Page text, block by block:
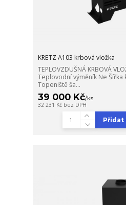
KRETZ A103 krbová vložka
TEPLOVZDUŠNÁ KRBOVÁ
Teplovodní výměník Ne Šířka
Topeniště ša...
39 000 Kč/ks
32 231 Kč bez DPH
Přidat